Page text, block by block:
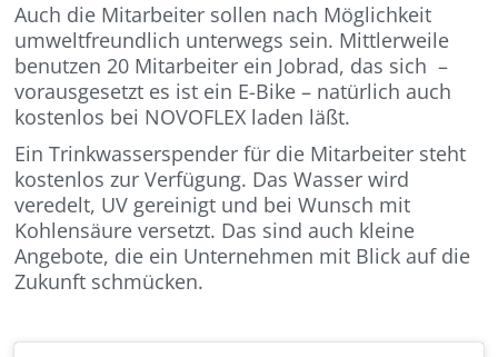
Auch die Mitarbeiter sollen nach Möglichkeit
umweltfreundlich unterwegs sein. Mittlerweile
benutzen 20 Mitarbeiter ein Jobrad, das sich –
vorausgesetzt es ist ein E-Bike – natürlich auch
kostenlos bei NOVOFLEX laden läßt.
Ein Trinkwasserspender für die Mitarbeiter steht
kostenlos zur Verfügung. Das Wasser wird
veredelt, UV gereinigt und bei Wunsch mit
Kohlensäure versetzt. Das sind auch kleine
Angebote, die ein Unternehmen mit Blick auf die
Zukunft schmücken.